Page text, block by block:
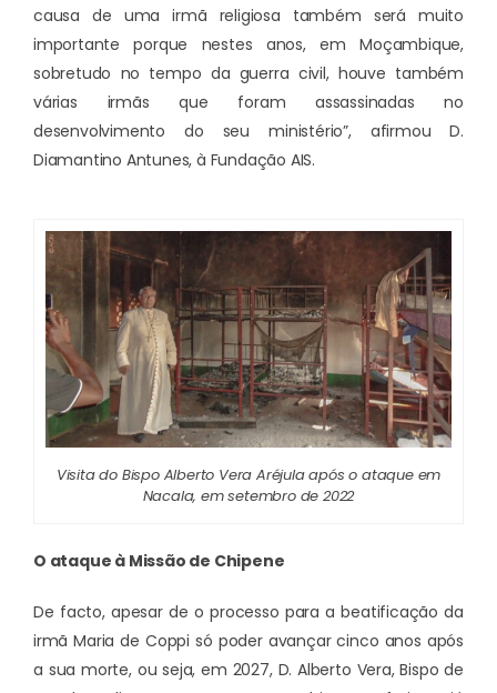
causa de uma irmã religiosa também será muito
importante porque nestes anos, em Moçambique,
sobretudo no tempo da guerra civil, houve também
várias irmãs que foram assassinadas no
desenvolvimento do seu ministério”, afirmou D.
Diamantino Antunes, à Fundação AIS.
Visita do Bispo Alberto Vera Aréjula após o ataque em
Nacala, em setembro de 2022
O ataque à Missão de Chipene
De facto, apesar de o processo para a beatificação da
irmã Maria de Coppi só poder avançar cinco anos após
a sua morte, ou seja, em 2027, D. Alberto Vera, Bispo de